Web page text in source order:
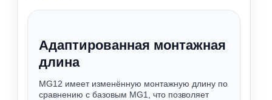
Адаптированная монтажная
длина
MG12 имеет изменённую монтажную длину по
сравнению с базовым MG1, что позволяет